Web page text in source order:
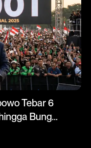
Tebar 6
Bunga